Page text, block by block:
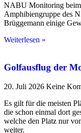
NABU Monitoring
Amphibiengruppe des
Brüggemann einige
Weiterlesen »
Golfausflug der
20. Juli 2026 Keine
Es gilt für die meisten
die schon einmal dort
welche den Platz nur
weiter.